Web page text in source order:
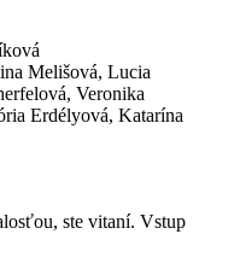
Melišová, Lucia
Veronika
Erdélyová, Katarína
ste vitaní. Vstup